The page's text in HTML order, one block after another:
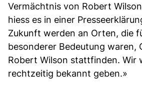
Vermächtnis von Robert
hiess es in einer
Zukunft werden an Orten, die
besonderer Bedeutung waren,
Robert Wilson stattfinden. Wir
rechtzeitig bekannt geben.»